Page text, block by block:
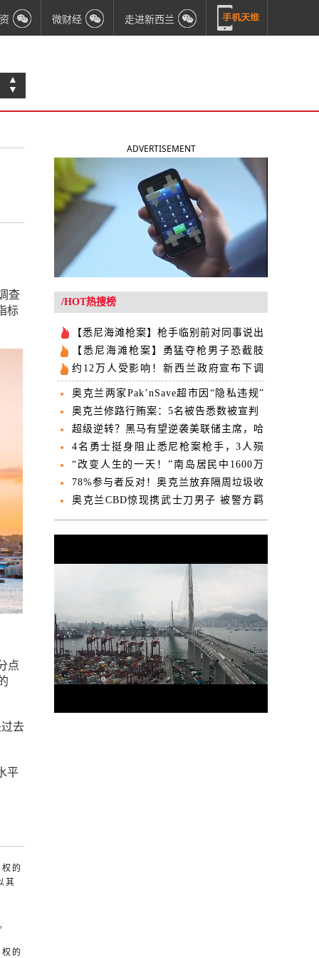
微财经 走进新西兰
▲
▼
查
标
点
去
平
的
其
的
ADVERTISEMENT
/HOT热搜榜
【悉尼海滩枪案】枪手临别前对同事说出
令人不寒而栗的话
【悉尼海滩枪案】勇猛夺枪男子恐截肢
民众捐款超200万
约12万人受影响！新西兰政府宣布下调
这项补贴
奥克兰两家Pak’nSave超市因“隐私违规”
被点名
奥克兰修路行贿案：5名被告悉数被宣判
超级逆转？黑马有望逆袭美联储主席，哈
塞特“争议”言论频出
4名勇士挺身阻止悉尼枪案枪手，3人殒
命，一对夫妇相拥而亡！英勇夺枪男：不
后悔
“改变人生的一天！”南岛居民中1600万
纽币大奖
78%参与者反对！奥克兰放弃隔周垃圾收
集试点计划
奥克兰CBD惊现携武士刀男子 被警方羁
押